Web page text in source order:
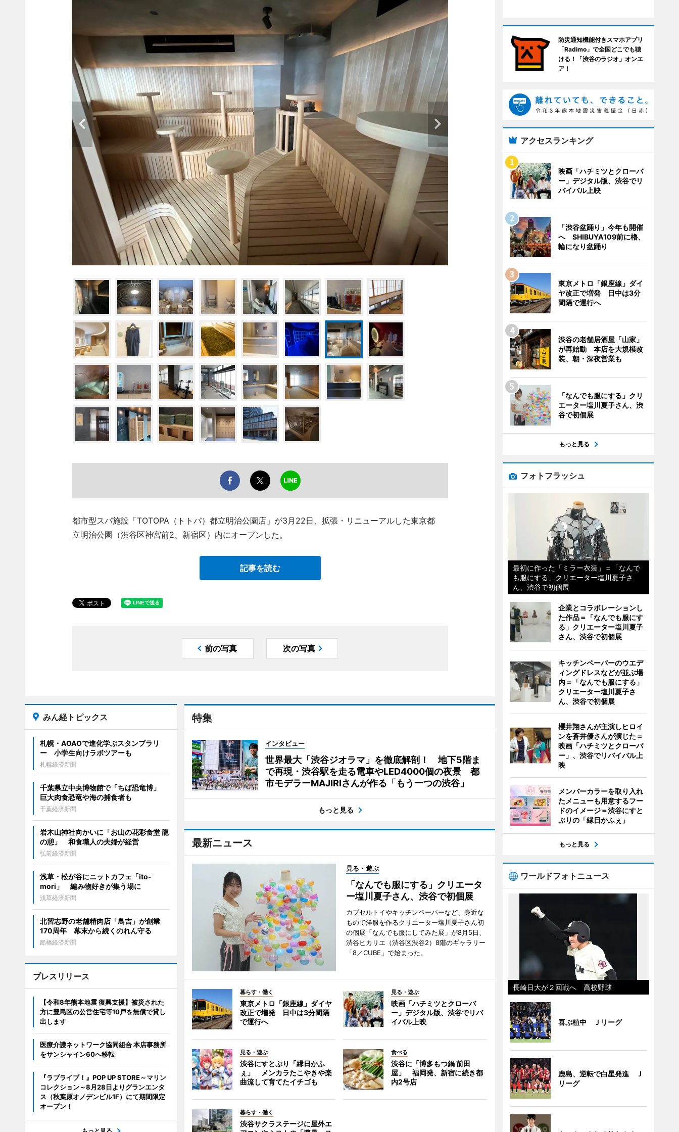
都市型スパ施設「TOTOPA（トトパ）都立明治公園店」が3月22日、拡張・リニューアルした東京都
立明治公園（渋谷区神宮前2、新宿区）内にオープンした。
記事を読む
前の写真 次の写真
特集
インタビュー
世界最大「渋谷ジオラマ」を徹底解剖！ 地下5階ま
で再現・渋谷駅を走る電車やLED4000個の夜景 都
市モデラーMAJIRIさんが作る「もう一つの渋谷」
もっと見る
最新ニュース
見る・遊ぶ
「なんでも服にする」クリエータ
ー塩川夏子さん、渋谷で初個展
カプセルトイやキッチンペーパーなど、身近な
もので洋服を作るクリエーター塩川夏子さん初
の個展「なんでも服にしてみた展」が8月5日、
渋谷ヒカリエ（渋谷区渋谷2）8階のギャラリー
「8／CUBE」で始まった。
暮らす・働く
東京メトロ「銀座線」ダイヤ
改正で増発 日中は3分間隔
で運行へ
見る・遊ぶ
映画「ハチミツとクローバ
ー」デジタル版、渋谷でリバ
イバル上映
見る・遊ぶ
渋谷にすとぷり「縁日かふ
ぇ」 メンカラたこやきや楽
曲流して育てたイチゴも
食べる
渋谷に「博多もつ鍋 前田
屋」 福岡発、新宿に続き都
内2号店
暮らす・働く
渋谷サクラステージに屋外エ
みん経トピックス
札幌・AOAOで進化学ぶスタンプラリ
ー 小学生向けラボツアーも
札幌経済新聞
千葉県立中央博物館で「ちば恐竜博」
巨大肉食恐竜や海の捕食者も
千葉経済新聞
岩木山神社向かいに「お山の花彩食堂 龍
の憩」 和食職人の夫婦が経営
弘前経済新聞
浅草・松が谷にニットカフェ「ito-
mori」 編み物好きが集う場に
浅草経済新聞
北習志野の老舗精肉店「鳥吉」が創業
170周年 幕末から続くのれん守る
船橋経済新聞
プレスリリース
【令和8年熊本地震 復興支援】被災された
方に豊島区の公営住宅等10戸を無償で貸し
出します
医療介護ネットワーク協同組合 本店事務所
をサンシャイン60へ移転
『ラブライブ！』POP UP STORE～マリン
コレクション～8月28日よりグランエンタ
ス（秋葉原オノデンビル1F）にて期間限定
オープン！
防災通知機能付きスマホアプリ
「Radimo」で全国どこでも聴
ける！「渋谷のラジオ」オンエ
ア！
アクセスランキング
映画「ハチミツとクローバ
ー」デジタル版、渋谷でリ
バイバル上映
「渋谷盆踊り」今年も開催
へ SHIBUYA109前に櫓、
輪になり盆踊り
東京メトロ「銀座線」ダイ
ヤ改正で増発 日中は3分
間隔で運行へ
渋谷の老舗居酒屋「山家」
が再始動 本店を大規模改
装、朝・深夜営業も
「なんでも服にする」クリ
エーター塩川夏子さん、渋
谷で初個展
もっと見る
フォトフラッシュ
最初に作った「ミラー衣装」＝「なんで
も服にする」クリエーター塩川夏子さ
ん、渋谷で初個展
企業とコラボレーションし
た作品＝「なんでも服にす
る」クリエーター塩川夏子
さん、渋谷で初個展
キッチンペーパーのウエデ
ィングドレスなどが並ぶ場
内＝「なんでも服にする」
クリエーター塩川夏子さ
ん、渋谷で初個展
櫻井翔さんが主演しヒロイ
ンを蒼井優さんが演じた＝
映画「ハチミツとクローバ
ー」、渋谷でリバイバル上
映
メンバーカラーを取り入れ
たメニューも用意するフー
ドのイメージ＝渋谷にすと
ぷりの「縁日かふぇ」
もっと見る
ワールドフォトニュース
長崎日大が２回戦へ 高校野球
喜ぶ植中 Ｊリーグ
鹿島、逆転で白星発進 Ｊ
リーグ